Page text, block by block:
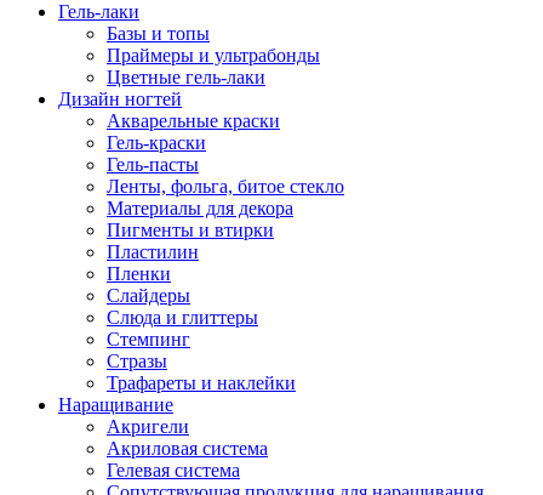
Гель-лаки
Базы и топы
Праймеры и ультрабонды
Цветные гель-лаки
Дизайн ногтей
Акварельные краски
Гель-краски
Гель-пасты
Ленты, фольга, битое стекло
Материалы для декора
Пигменты и втирки
Пластилин
Пленки
Слайдеры
Слюда и глиттеры
Стемпинг
Стразы
Трафареты и наклейки
Наращивание
Акригели
Акриловая система
Гелевая система